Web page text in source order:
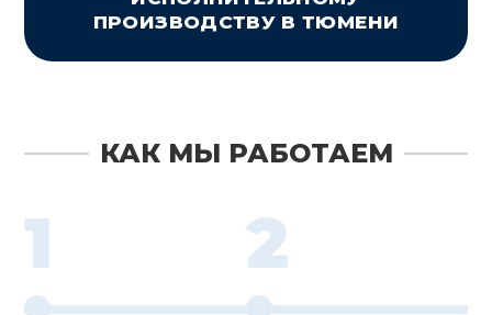
ПРОИЗВОДСТВУ В ТЮМЕНИ
КАК МЫ РАБОТАЕМ
1 2